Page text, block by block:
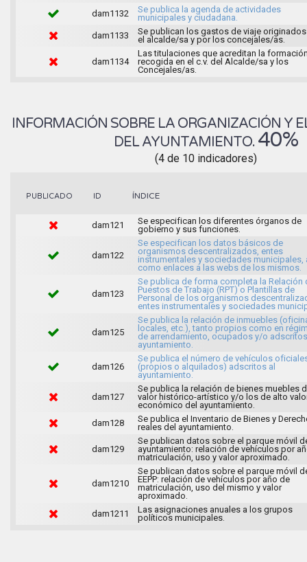
dam1132
Se publica la agenda de actividades
municipales y ciudadana.
dam1133
Se publican los gastos de viaje
el alcalde/sa y por los concejales/as.
dam1134
Las titulaciones que acreditan la
recogida en el c.v. del Alcalde/sa y los
Concejales/as.
INFORMACIÓN SOBRE LA ORGANIZACIÓN Y
DEL AYUNTAMIENTO. 40%
(4 de 10 indicadores)
PUBLICADO ID ÍNDICE
dam121
Se especifican los diferentes órganos de
gobierno y sus funciones.
dam122
Se especifican los datos básicos de
organismos descentralizados, entes
instrumentales y sociedades municipales,
como enlaces a las webs de los mismos.
dam123
Se publica de forma completa la Relación
Puestos de Trabajo (RPT) o Plantillas de
Personal de los organismos
entes instrumentales y sociedades
dam125
Se publica la relación de inmuebles
locales, etc.), tanto propios como en
de arrendamiento, ocupados y/o
ayuntamiento.
dam126
Se publica el número de vehículos
(propios o alquilados) adscritos al
ayuntamiento.
dam127
Se publica la relación de bienes muebles
valor histórico-artístico y/o los de alto
económico del ayuntamiento.
dam128
Se publica el Inventario de Bienes y
reales del ayuntamiento.
dam129
Se publican datos sobre el parque móvil
ayuntamiento: relación de vehículos por
matriculación, uso y valor aproximado.
dam1210
Se publican datos sobre el parque móvil
EEPP: relación de vehículos por año de
matriculación, uso del mismo y valor
aproximado.
dam1211
Las asignaciones anuales a los grupos
políticos municipales.